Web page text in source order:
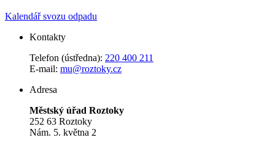
Kalendář svozu odpadu
Kontakty
Telefon (ústředna): 220 400 211
E-mail: mu@roztoky.cz
Adresa
Městský úřad Roztoky
252 63 Roztoky
Nám. 5. května 2